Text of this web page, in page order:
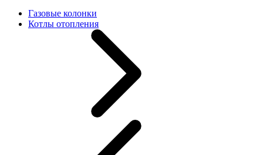
Газовые колонки
Котлы отопления